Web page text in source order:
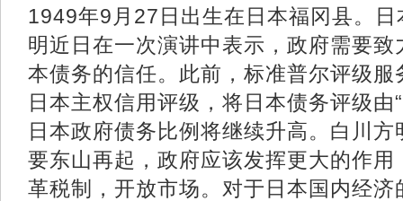
1949年9月27日出生在日本福冈县。
明近日在一次演讲中表示，政府需要
本债务的信任。此前，标准普尔评级
日本主权信用评级，将日本债务评级由
日本政府债务比例将继续升高。白川
要东山再起，政府应该发挥更大的作
革税制，开放市场。对于日本国内经